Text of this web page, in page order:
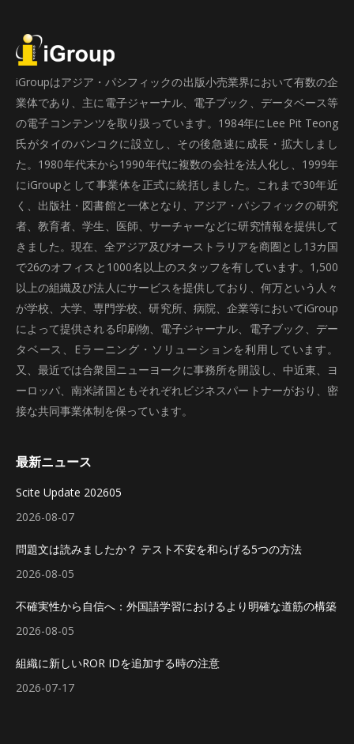
iGroupはアジア・パシフィックの出版小売業界において有数の企
業体であり、主に電子ジャーナル、電子ブック、データベース等
の電子コンテンツを取り扱っています。1984年にLee Pit Teong
氏がタイのバンコクに設立し、その後急速に成長・拡大しまし
た。1980年代末から1990年代に複数の会社を法人化し、1999年
にiGroupとして事業体を正式に統括しました。これまで30年近
く、出版社・図書館と一体となり、アジア・パシフィックの研究
者、教育者、学生、医師、サーチャーなどに研究情報を提供して
きました。現在、全アジア及びオーストラリアを商圏とし13カ国
で26のオフィスと1000名以上のスタッフを有しています。1,500
以上の組織及び法人にサービスを提供しており、何万という人々
が学校、大学、専門学校、研究所、病院、企業等においてiGroup
によって提供される印刷物、電子ジャーナル、電子ブック、デー
タベース、Eラーニング・ソリューションを利用しています。
又、最近では合衆国ニューヨークに事務所を開設し、中近東、ヨ
ーロッパ、南米諸国ともそれぞれビジネスパートナーがおり、密
接な共同事業体制を保っています。
最新ニュース
Scite Update 202605
2026-08-07
問題文は読みましたか？ テスト不安を和らげる5つの方法
2026-08-05
不確実性から自信へ：外国語学習におけるより明確な道筋の構築
2026-08-05
組織に新しいROR IDを追加する時の注意
2026-07-17